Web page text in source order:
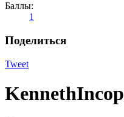
Баллы:
1
Поделиться
Tweet
KennethIncop